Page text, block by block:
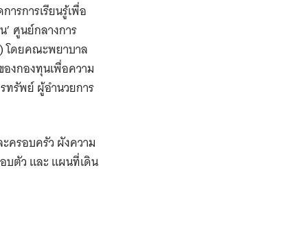
รการเรียนรู้เพื่อ
ศูนย์กลางการ
โดยคณะพยาบาล
งกองทุนเพื่อความ
ทรัพย์ ผู้อำนวยการ
ครอบครัว ผังความ
บตัว และ แผนที่เดิน